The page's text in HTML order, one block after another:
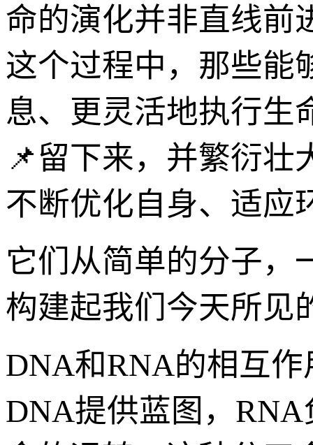
命的演化并非直线前
这个过程中，那些能
息、更灵活地执行生
📌留下来，并繁衍壮
不断优化自身、适应
它们从简单的分子，
构建起我们今天所见
DNA和RNA的相互
DNA提供蓝图，